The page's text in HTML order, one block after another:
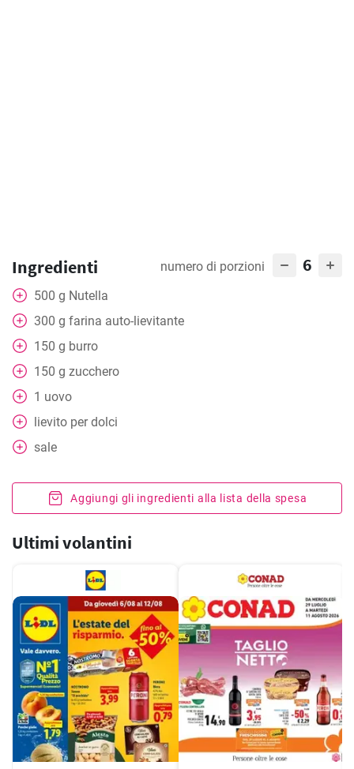
Ingredienti numero di porzioni 6
500 g Nutella
300 g farina auto-lievitante
150 g burro
150 g zucchero
1 uovo
lievito per dolci
sale
Aggiungi gli ingredienti alla lista della spesa
Ultimi volantini